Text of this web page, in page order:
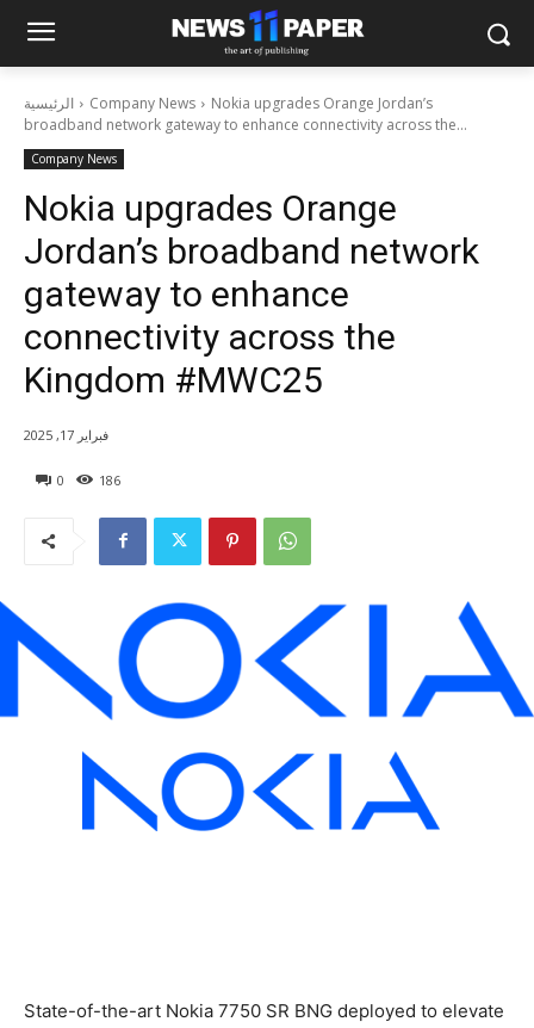
الرئيسية Company News
Nokia upgrades Orange Jordan’s
broadband network gateway to enhance connectivity across the...
Company News
Nokia upgrades Orange
Jordan’s broadband network
gateway to enhance
connectivity across the
Kingdom #MWC25
0 186
فبراير 17, 2025
State-of-the-art Nokia 7750 SR BNG deployed to elevate